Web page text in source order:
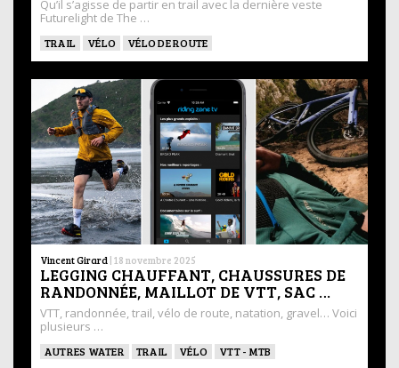
Qu’il s’agisse de partir en trail avec la dernière veste
Futurelight de The …
TRAIL VÉLO VÉLO DE ROUTE
Vincent Girard | 18 novembre 2025
LEGGING CHAUFFANT, CHAUSSURES DE
RANDONNÉE, MAILLOT DE VTT, SAC …
VTT, randonnée, trail, vélo de route, natation, gravel… Voici
plusieurs …
AUTRES WATER TRAIL VÉLO VTT - MTB